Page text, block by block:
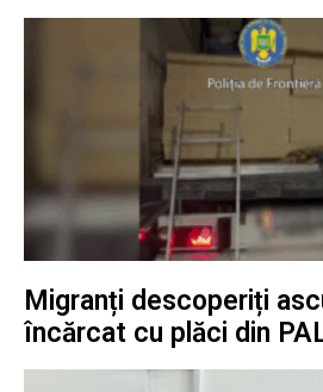
Migranți descoperiți
încărcat cu plăci din